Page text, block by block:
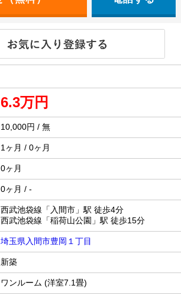
6.3万円
10,000円 / 無
1ヶ月 / 0ヶ月
0ヶ月
0ヶ月 / -
西武池袋線「入間市」駅 徒歩4分
西武池袋線「稲荷山公園」駅 徒歩15分
埼玉県入間市豊岡１丁目
新築
ワンルーム (洋室7.1畳)